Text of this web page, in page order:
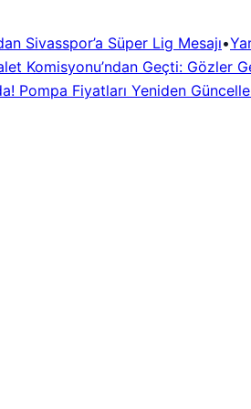
Sivasspor’a Süper Lig Mesajı•
Komisyonu’ndan Geçti: Gözler
Pompa Fiyatları Yeniden